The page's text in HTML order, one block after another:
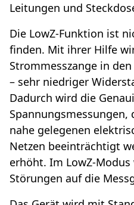
Leitungen und
Die LowZ-Funktion ist
finden. Mit ihrer Hilfe
Strommesszange in
– sehr niedriger
Dadurch wird die
nahe gelegenen
Netzen beeinträchtigt
erhöht. Im LowZ-
Störungen auf die